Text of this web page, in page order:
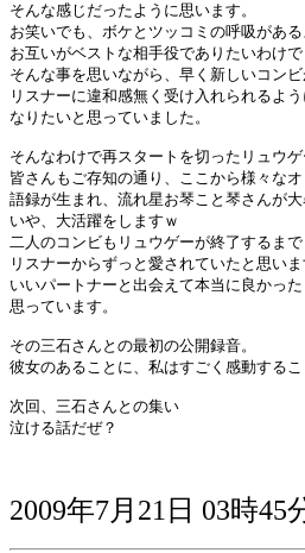
そんな感じだったように思います。
お笑いでも、ボケとツッコミの呼吸があ
お互いがベストな相手役でありたいわけで
そんな事を思いながら、早く新しいコン
リスナーに違和感無く受け入れられるよう
なりたいと思っていました。
そんなわけで再スタートを切ったリュウ
皆さんもご存知の通り、ここから様々な
語録が生まれ、流れ星お琴こと琴さんが大
いや、大活躍をしますｗ
二人のコンビもリュウゲーが終了するまで
リスナーからずっと愛されていたと思いま
いいパートナーと出会えて本当に良かった
思っています。
その三石さんとの最初の公開録音。
彼女のあることに、私はすごく感動するこ
次回、三石さんとの集い
泣ける話だぜ？
2009年7月21日 03時45